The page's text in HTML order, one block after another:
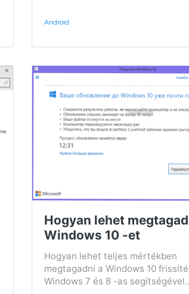
Android
Hogyan lehet
Windows 10 -et
Hogyan lehet teljes mértékben
megtagadni a Windows 10
Windows 7 és 8 -as